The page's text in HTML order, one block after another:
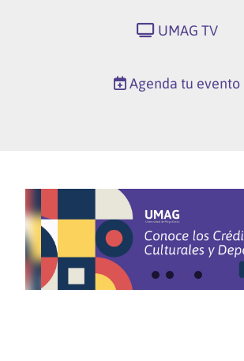
UMAG TV
Agenda tu evento